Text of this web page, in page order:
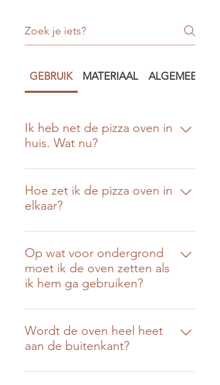
GEBRUIK MATERIAAL ALGEMEEN
Ik heb net de pizza oven in
huis. Wat nu?
Gefeliciteerd! Zoek een mooi
plekje in de tuin voor je nieuwe
vriend, met een beetje ruimte aan
stoeptegel in huis? Deze plaats je
als bodem in de oven, hier bak je
de pizza's op. Een stoeptegel haal
Hoe zet ik de pizza oven in
elkaar?
...
Op wat voor ondergrond
moet ik de oven zetten als
ik hem ga gebruiken?
De oven wordt zeer heet, houd
daar rekening mee qua veiligheid
maar ook qua ondergrond waar je
Wordt de oven heel heet
aan de buitenkant?
De oven wordt ook heet aan de